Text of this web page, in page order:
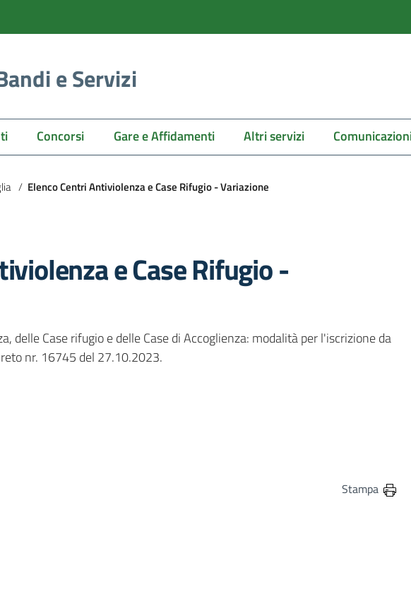
e Servizi
Concorsi Gare e Affidamenti Altri servizi
/ Elenco Centri Antiviolenza e Case Rifugio - Variazione
e Case Rifugio -
delle Case rifugio e delle Case di Accoglienza: modalità per l'iscrizione da
nr. 16745 del 27.10.2023.
su Facebook
su Twitter
pagina su Linkedin Stampa